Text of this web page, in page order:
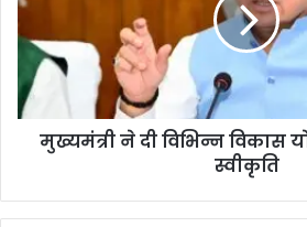
मुख्यमंत्री ने दी विभिन्न विकास
स्वीकृति